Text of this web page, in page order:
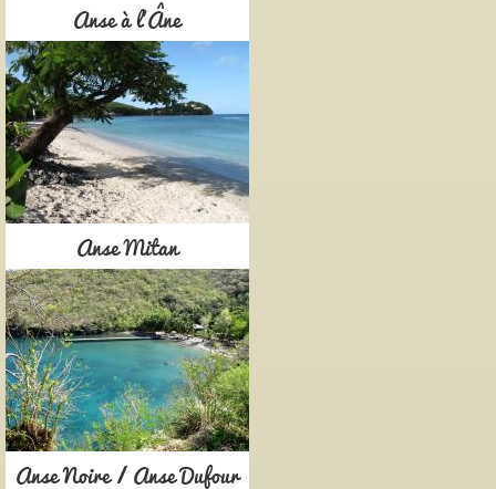
Anse à l'Âne
Anse Mitan
Anse Noire / Anse Dufour